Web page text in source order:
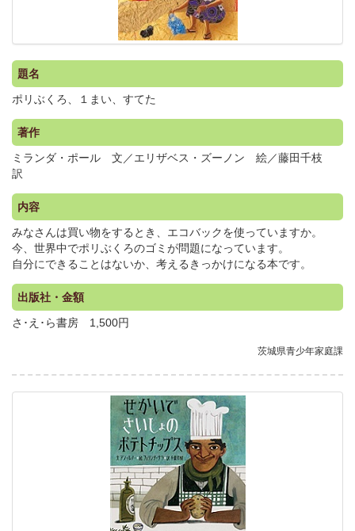
題名
ポリぶくろ、１まい、すてた
著作
ミランダ・ポール 文／エリザベス・ズーノン 絵／藤田千枝
訳
内容
みなさんは買い物をするとき、エコバックを使っていますか。
今、世界中でポリぶくろのゴミが問題になっています。
自分にできることはないか、考えるきっかけになる本です。
出版社・金額
さ･え･ら書房 1,500円
茨城県青少年家庭課